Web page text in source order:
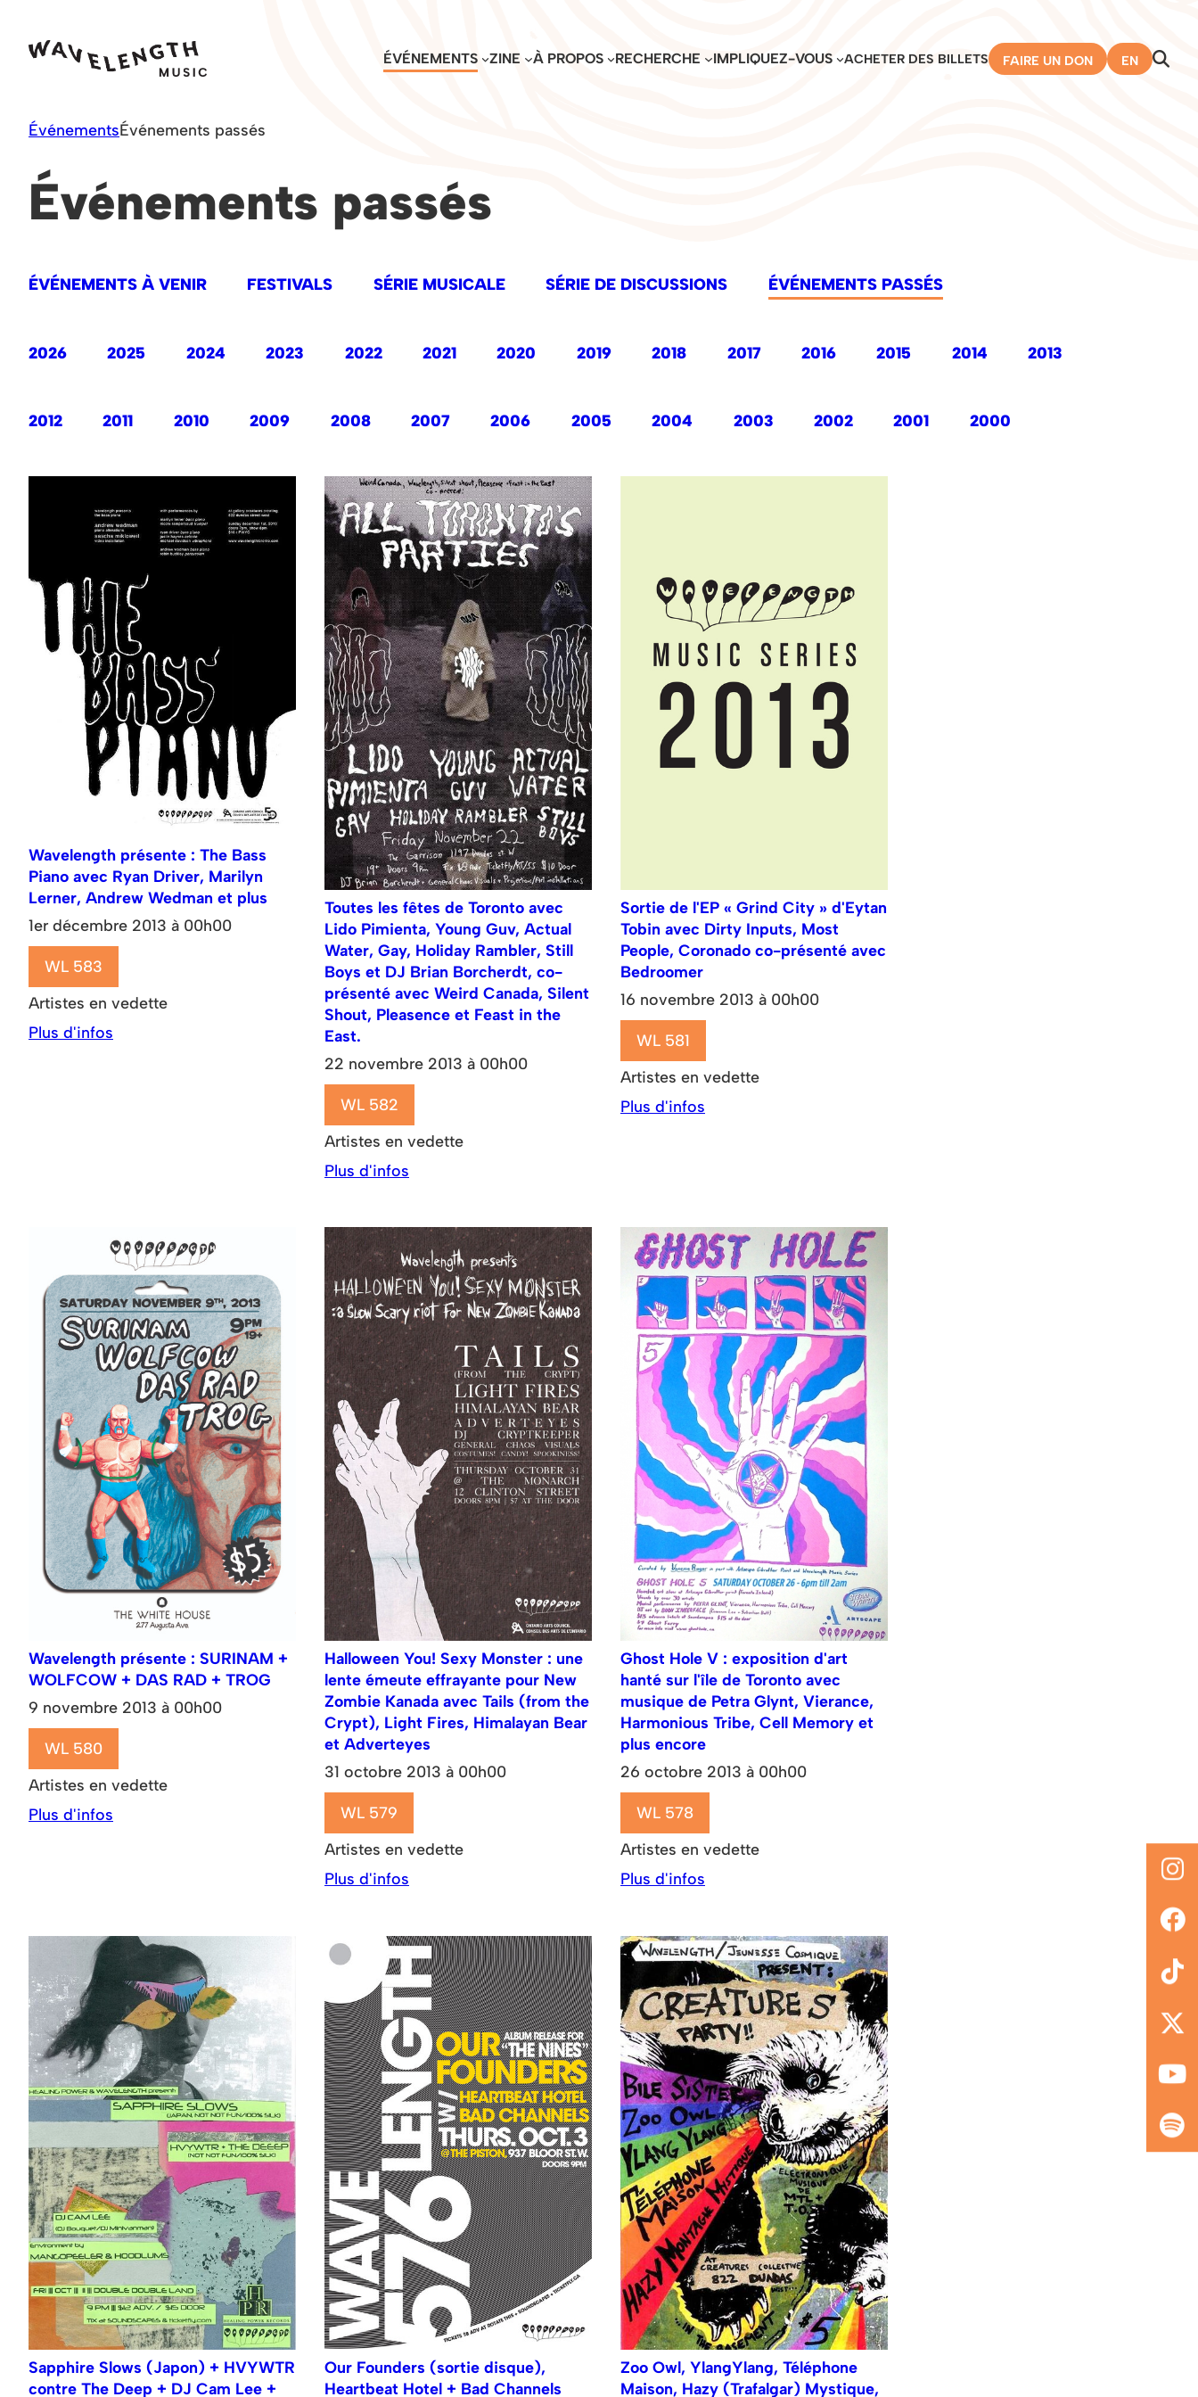
content
ÉVÉNEMENTS ZINE À PROPOS RECHERCHE IMPLIQUEZ-VOUS ACHETER DES BILLETS FAIRE UN DON EN
ÉvénementsÉvénements passés
Événements passés
ÉVÉNEMENTS À VENIR FESTIVALS SÉRIE MUSICALE SÉRIE DE DISCUSSIONS ÉVÉNEMENTS PASSÉS
2026 2025 2024 2023 2022 2021 2020 2019 2018 2017 2016 2015 2014 2013
2012 2011 2010 2009 2008 2007 2006 2005 2004 2003 2002 2001 2000
Wavelength présente : The Bass
Piano avec Ryan Driver, Marilyn
Lerner, Andrew Wedman et plus
1er décembre 2013 à 00h00
WL 583
Artistes en vedette
Plus d'infos
Toutes les fêtes de Toronto avec
Lido Pimienta, Young Guv, Actual
Water, Gay, Holiday Rambler, Still
Boys et DJ Brian Borcherdt, co-
présenté avec Weird Canada, Silent
Shout, Pleasence et Feast in the
East.
22 novembre 2013 à 00h00
WL 582
Artistes en vedette
Plus d'infos
Sortie de l'EP « Grind City » d'Eytan
Tobin avec Dirty Inputs, Most
People, Coronado co-présenté avec
Bedroomer
16 novembre 2013 à 00h00
WL 581
Artistes en vedette
Plus d'infos
Wavelength présente : SURINAM +
WOLFCOW + DAS RAD + TROG
9 novembre 2013 à 00h00
WL 580
Artistes en vedette
Plus d'infos
Halloween You! Sexy Monster : une
lente émeute effrayante pour New
Zombie Kanada avec Tails (from the
Crypt), Light Fires, Himalayan Bear
et Adverteyes
31 octobre 2013 à 00h00
WL 579
Artistes en vedette
Plus d'infos
Ghost Hole V : exposition d'art
hanté sur l'île de Toronto avec
musique de Petra Glynt, Vierance,
Harmonious Tribe, Cell Memory et
plus encore
26 octobre 2013 à 00h00
WL 578
Artistes en vedette
Plus d'infos
Sapphire Slows (Japon) + HVYWTR
contre The Deep + DJ Cam Lee +
Our Founders (sortie disque),
Heartbeat Hotel + Bad Channels
Zoo Owl, YlangYlang, Téléphone
Maison, Hazy (Trafalgar) Mystique,